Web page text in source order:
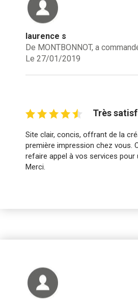
laurence s
De MONTBONNOT, a
Le 27/01/2019
Très
Site clair, concis, offrant de la
première impression chez vous.
refaire appel à vos services pour
Merci.